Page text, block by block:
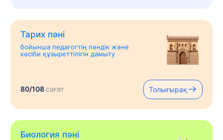
Тарих пәні
бойынша педагогтің пәндік және
кәсіби құзыреттілігін дамыту
80/108сағат Толығырақ
Биология пәні